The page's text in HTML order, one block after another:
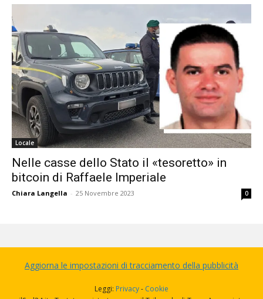
Locale
Nelle casse dello Stato il «tesoretto» in
bitcoin di Raffaele Imperiale
Chiara Langella - 25 Novembre 2023 0
Aggiorna le impostazioni di tracciamento della pubblicità
Leggi: Privacy- Cookie